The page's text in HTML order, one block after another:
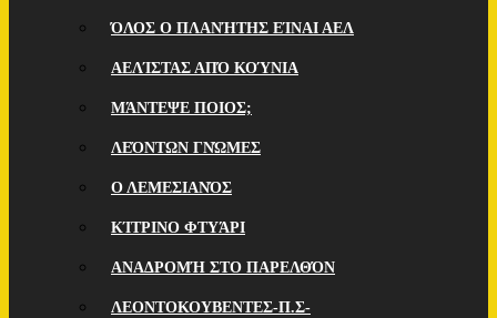
ΌΛΟΣ Ο ΠΛΑΝΉΤΗΣ ΕΊΝΑΙ ΑΕΛ
ΑΕΛΊΣΤΑΣ ΑΠΌ ΚΟΎΝΙΑ
ΜΆΝΤΕΨΕ ΠΟΙOΣ;
ΛΕΌΝΤΩΝ ΓΝΏΜΕΣ
Ο ΛΕΜΕΣΙΑΝΌΣ
ΚΊΤΡΙΝΟ ΦΤΥΆΡΙ
ΑΝΑΔΡΟΜΉ ΣΤΟ ΠΑΡΕΛΘΌΝ
ΛΕΟΝΤΟΚΟΥΒΕΝΤΕΣ-Π.Σ-